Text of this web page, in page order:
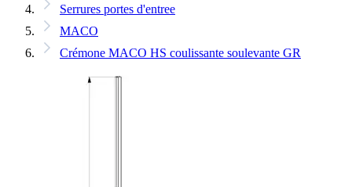
Serrures portes d'entree
MACO
Crémone MACO HS coulissante soulevante GR